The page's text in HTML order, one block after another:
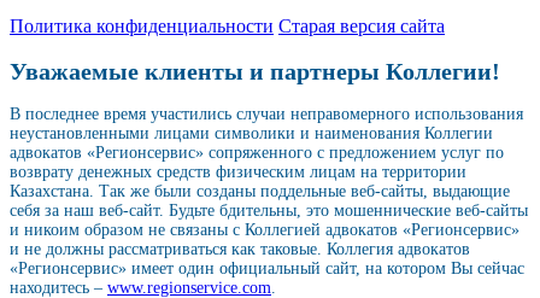
Политика конфиденциальности Старая версия сайта
Уважаемые клиенты и партнеры Коллегии!
В последнее время участились случаи неправомерного использования
неустановленными лицами символики и наименования Коллегии
адвокатов «Регионсервис» сопряженного с предложением услуг по
возврату денежных средств физическим лицам на территории
Казахстана. Так же были созданы поддельные веб-сайты, выдающие
себя за наш веб-сайт. Будьте бдительны, это мошеннические веб-сайты
и никоим образом не связаны с Коллегией адвокатов «Регионсервис»
и не должны рассматриваться как таковые. Коллегия адвокатов
«Регионсервис» имеет один официальный сайт, на котором Вы сейчас
находитесь – www.regionservice.com